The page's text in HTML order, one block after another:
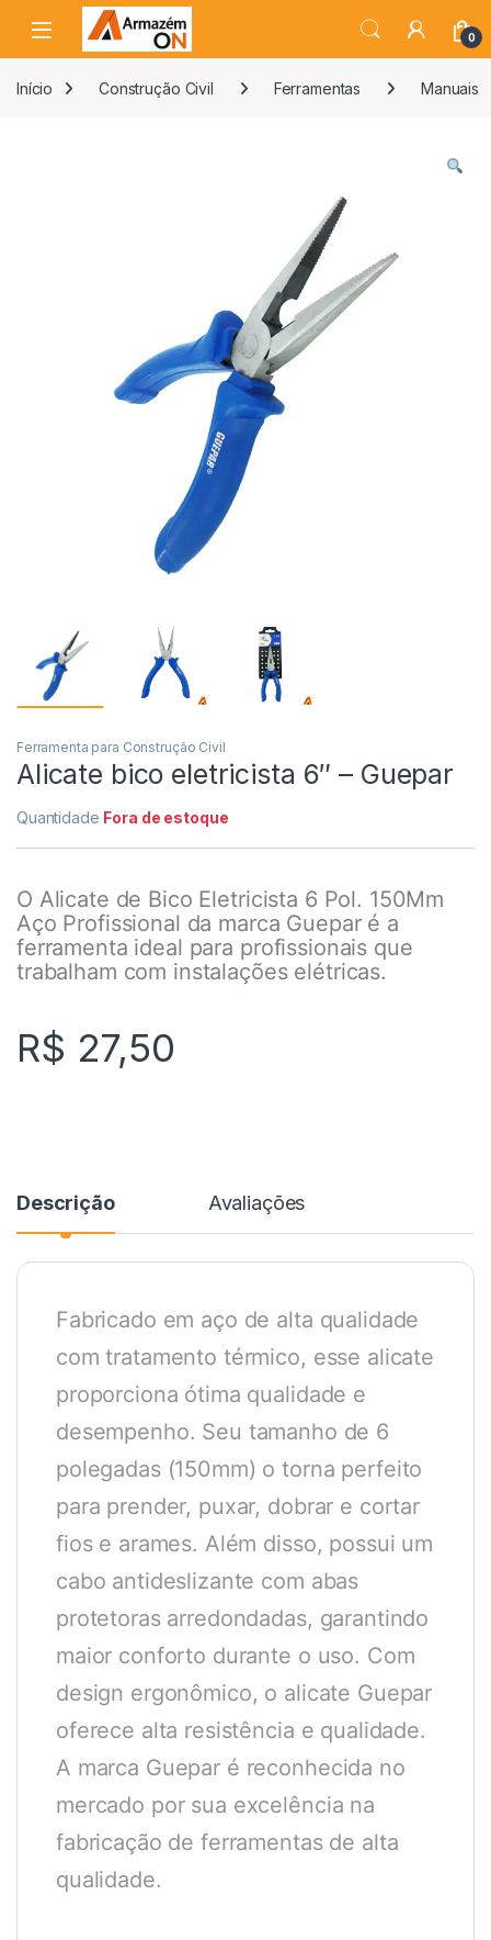
0
Início Construção Civil Ferramentas Manuais
Ferramenta para Construção Civil
Alicate bico eletricista 6″ – Guepar
Quantidade Fora de estoque
O Alicate de Bico Eletricista 6 Pol. 150Mm
Aço Profissional da marca Guepar é a
ferramenta ideal para profissionais que
trabalham com instalações elétricas.
R$ 27,50
Descrição Avaliações
Fabricado em aço de alta qualidade
com tratamento térmico, esse alicate
proporciona ótima qualidade e
desempenho. Seu tamanho de 6
polegadas (150mm) o torna perfeito
para prender, puxar, dobrar e cortar
fios e arames. Além disso, possui um
cabo antideslizante com abas
protetoras arredondadas, garantindo
maior conforto durante o uso. Com
design ergonômico, o alicate Guepar
oferece alta resistência e qualidade.
A marca Guepar é reconhecida no
mercado por sua excelência na
fabricação de ferramentas de alta
qualidade.